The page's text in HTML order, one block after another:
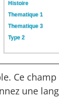
Ce
une